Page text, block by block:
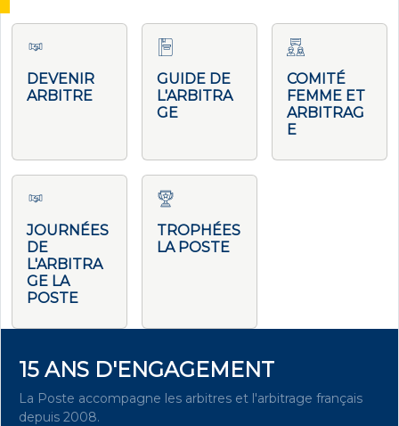
DEVENIR
ARBITRE
GUIDE DE
L'ARBITRA
GE
COMITÉ
FEMME ET
ARBITRAG
E
JOURNÉES
DE
L'ARBITRA
GE LA
POSTE
TROPHÉES
LA POSTE
15 ANS D'ENGAGEMENT
La Poste accompagne les arbitres et l'arbitrage français
depuis 2008.